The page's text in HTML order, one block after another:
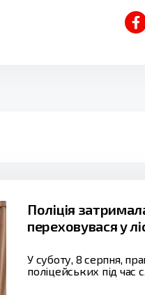
Поліція
переховувася у
У суботу, 8 серпня,
поліцейських під час